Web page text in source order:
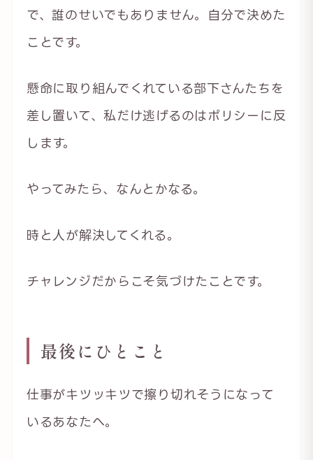
で、誰のせいでもありません。自分で決めた
ことです。
懸命に取り組んでくれている部下さんたちを
差し置いて、私だけ逃げるのはポリシーに反
します。
やってみたら、なんとかなる。
時と人が解決してくれる。
チャレンジだからこそ気づけたことです。
最後にひとこと
仕事がキツッキツで擦り切れそうになって
いるあなたへ。